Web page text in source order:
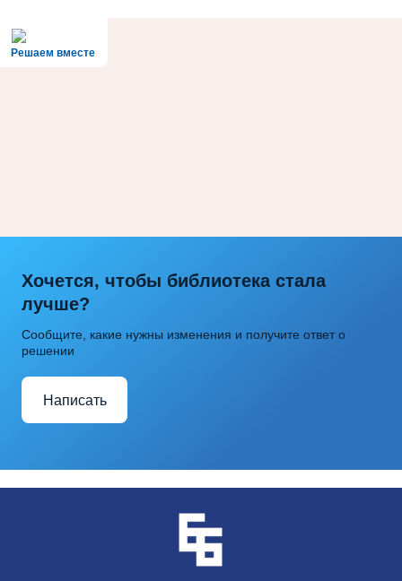
Решаем вместе
Хочется, чтобы библиотека стала
лучше?
Сообщите, какие нужны изменения и получите ответ о
решении
Написать